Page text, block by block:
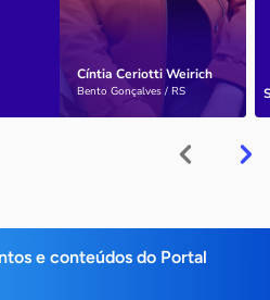
Cíntia Ceriotti Weirich
Bento Gonçalves / RS
e conteúdos do Portal